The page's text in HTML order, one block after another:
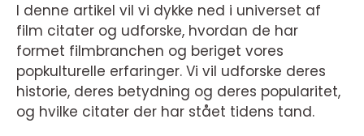
I denne artikel vil vi dykke ned i universet af
film citater og udforske, hvordan de har
formet filmbranchen og beriget vores
popkulturelle erfaringer. Vi vil udforske deres
historie, deres betydning og deres popularitet,
og hvilke citater der har stået tidens tand.